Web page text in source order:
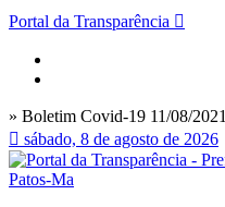
Portal da Transparência
» Boletim Covid-19 11/08/2021
sábado, 8 de agosto de 2026